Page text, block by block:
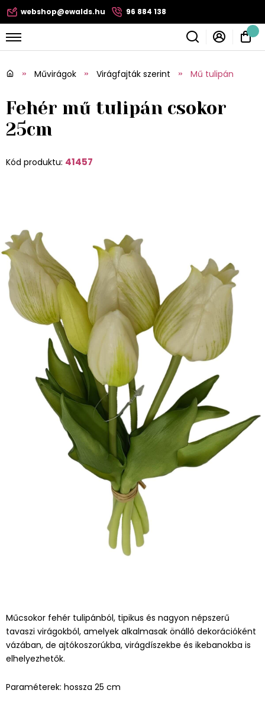
webshop@ewalds.hu 96 884 138
Művirágok Virágfajták szerint Mű tulipán
Fehér mű tulipán csokor
25cm
Kód produktu: 41457
Műcsokor fehér tulipánból, tipikus és nagyon népszerű
tavaszi virágokból, amelyek alkalmasak önálló dekorációként
vázában, de ajtókoszorúkba, virágdíszekbe és ikebanokba is
elhelyezhetők.
Paraméterek: hossza 25 cm